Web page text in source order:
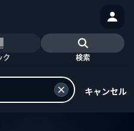
ク 検索
キャンセル